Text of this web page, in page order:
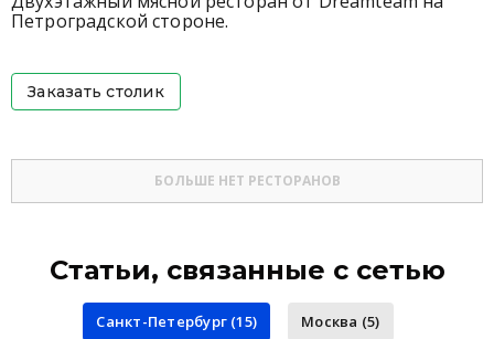
Петроградской стороне.
Заказать столик
БОЛЬШЕ НЕТ РЕСТОРАНОВ
Статьи, связанные с сетью
Санкт-Петербург (15) Москва (5)